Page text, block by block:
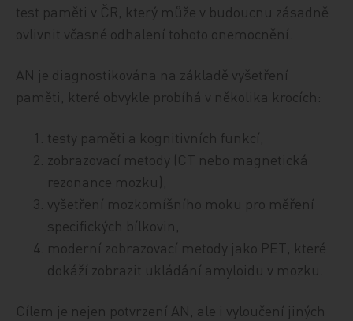
test paměti v ČR, který může v budoucnu zásadně
ovlivnit včasné odhalení tohoto onemocnění.
AN je diagnostikována na základě vyšetření
paměti, které obvykle probíhá v několika krocích:
testy paměti a kognitivních funkcí,
zobrazovací metody (CT nebo magnetická
rezonance mozku),
vyšetření mozkomíšního moku pro měření
specifických bílkovin,
moderní zobrazovací metody jako PET, které
dokáží zobrazit ukládání amyloidu v mozku.
Cílem je nejen potvrzení AN, ale i vyloučení jiných